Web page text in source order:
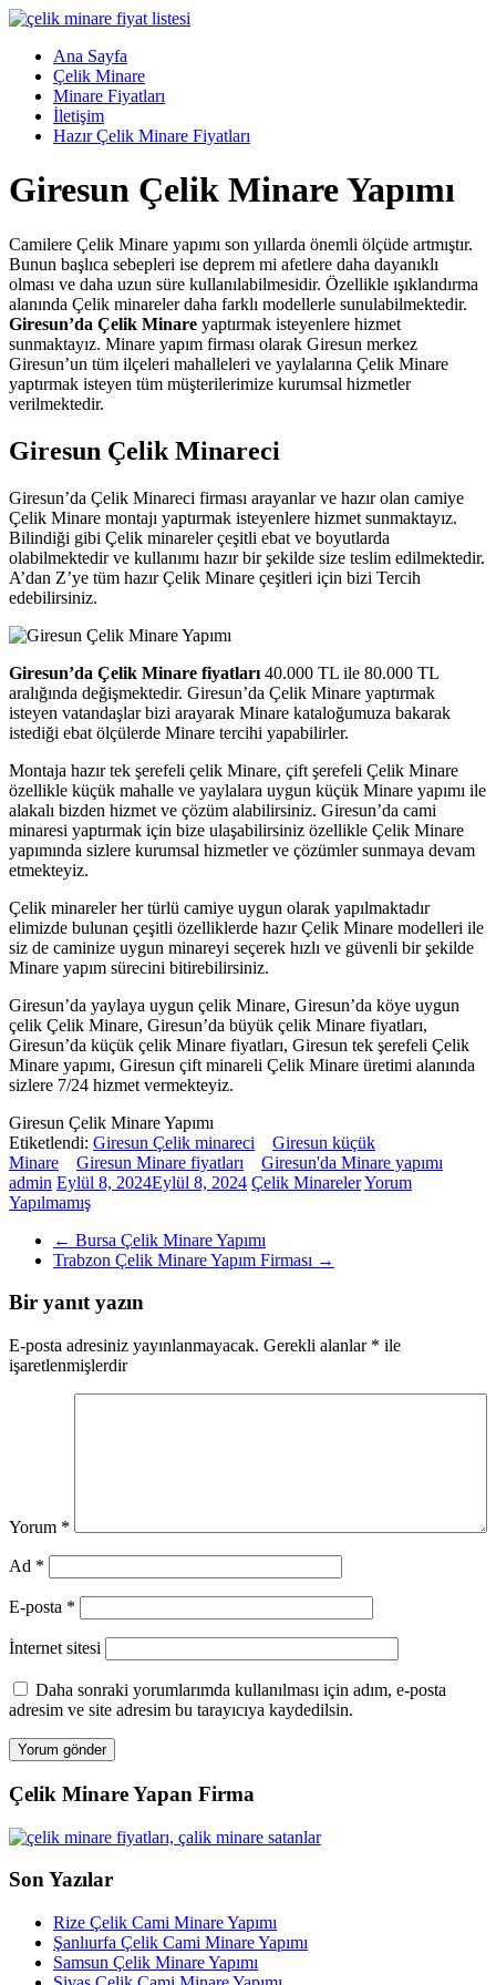
Skip
content
Çelik
Minare,
Çelik
Minare
Çelik
Minare
Çelik
Minare,
Çelik
Minare
Modelleri
Menü
Ana Sayfa
Çelik Minare
Minare Fiyatları
İletişim
Hazır Çelik Minare Fiyatları
Giresun Çelik Minare Yapımı
Camilere Çelik Minare yapımı son yıllarda önemli ölçüde artmıştır.
Bunun başlıca sebepleri ise deprem mi afetlere daha dayanıklı
olması ve daha uzun süre kullanılabilmesidir. Özellikle ışıklandırma
alanında Çelik minareler daha farklı modellerle sunulabilmektedir.
Giresun’da Çelik Minare yaptırmak isteyenlere hizmet
sunmaktayız. Minare yapım firması olarak Giresun merkez
Giresun’un tüm ilçeleri mahalleleri ve yaylalarına Çelik Minare
yaptırmak isteyen tüm müşterilerimize kurumsal hizmetler
verilmektedir.
Giresun Çelik Minareci
Giresun’da Çelik Minareci firması arayanlar ve hazır olan camiye
Çelik Minare montajı yaptırmak isteyenlere hizmet sunmaktayız.
Bilindiği gibi Çelik minareler çeşitli ebat ve boyutlarda
olabilmektedir ve kullanımı hazır bir şekilde size teslim edilmektedir.
A’dan Z’ye tüm hazır Çelik Minare çeşitleri için bizi Tercih
edebilirsiniz.
Giresun’da Çelik Minare fiyatları 40.000 TL ile 80.000 TL
aralığında değişmektedir. Giresun’da Çelik Minare yaptırmak
isteyen vatandaşlar bizi arayarak Minare kataloğumuza bakarak
istediği ebat ölçülerde Minare tercihi yapabilirler.
Montaja hazır tek şerefeli çelik Minare, çift şerefeli Çelik Minare
özellikle küçük mahalle ve yaylalara uygun küçük Minare yapımı ile
alakalı bizden hizmet ve çözüm alabilirsiniz. Giresun’da cami
minaresi yaptırmak için bize ulaşabilirsiniz özellikle Çelik Minare
yapımında sizlere kurumsal hizmetler ve çözümler sunmaya devam
etmekteyiz.
Çelik minareler her türlü camiye uygun olarak yapılmaktadır
elimizde bulunan çeşitli özelliklerde hazır Çelik Minare modelleri ile
siz de caminize uygun minareyi seçerek hızlı ve güvenli bir şekilde
Minare yapım sürecini bitirebilirsiniz.
Giresun’da yaylaya uygun çelik Minare, Giresun’da köye uygun
çelik Çelik Minare, Giresun’da büyük çelik Minare fiyatları,
Giresun’da küçük çelik Minare fiyatları, Giresun tek şerefeli Çelik
Minare yapımı, Giresun çift minareli Çelik Minare üretimi alanında
sizlere 7/24 hizmet vermekteyiz.
Giresun Çelik Minare Yapımı
Etiketlendi: Giresun Çelik minareci
Giresun küçük
Minare
Giresun Minare fiyatları
Giresun'da Minare yapımı
admin Eylül 8, 2024Eylül 8, 2024 Çelik MinarelerYorum
Yapılmamış
← Bursa Çelik Minare Yapımı
Trabzon Çelik Minare Yapım Firması →
Bir yanıt yazın
E-posta adresiniz yayınlanmayacak. Gerekli alanlar * ile
işaretlenmişlerdir
Yorum *
Ad *
E-posta *
İnternet sitesi
Daha sonraki yorumlarımda kullanılması için adım, e-posta
adresim ve site adresim bu tarayıcıya kaydedilsin.
Çelik Minare Yapan Firma
Son Yazılar
Rize Çelik Cami Minare Yapımı
Şanlıurfa Çelik Cami Minare Yapımı
Samsun Çelik Minare Yapımı